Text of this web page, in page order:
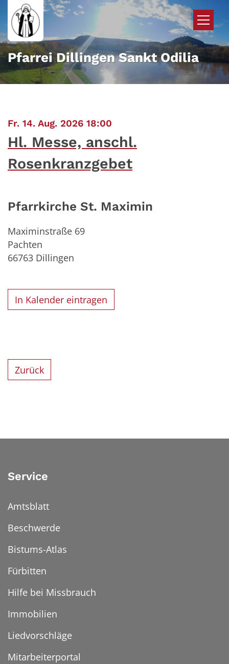
Zum Inhalt springen
Pfarrei Dillingen Sankt Odilia
Fr. 14. Aug. 2026 18:00
Hl. Messe, anschl.
Rosenkranzgebet
Pfarrkirche St. Maximin
Maximinstraße 69
Pachten
66763 Dillingen
In Kalender eintragen
Zurück
Service
Amtsblatt
Beschwerde
Bistums-Atlas
Fürbitten
Hilfe bei Missbrauch
Immobilien
Liedvorschläge
Mitarbeiterportal